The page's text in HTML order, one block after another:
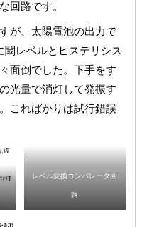
回路です。
が、太陽電池の出力で
閾レベルとヒステリシス
面倒でした。下手をす
光量で消灯して発振す
こればかりは試行錯誤
レベル変換コンパレータ回
路